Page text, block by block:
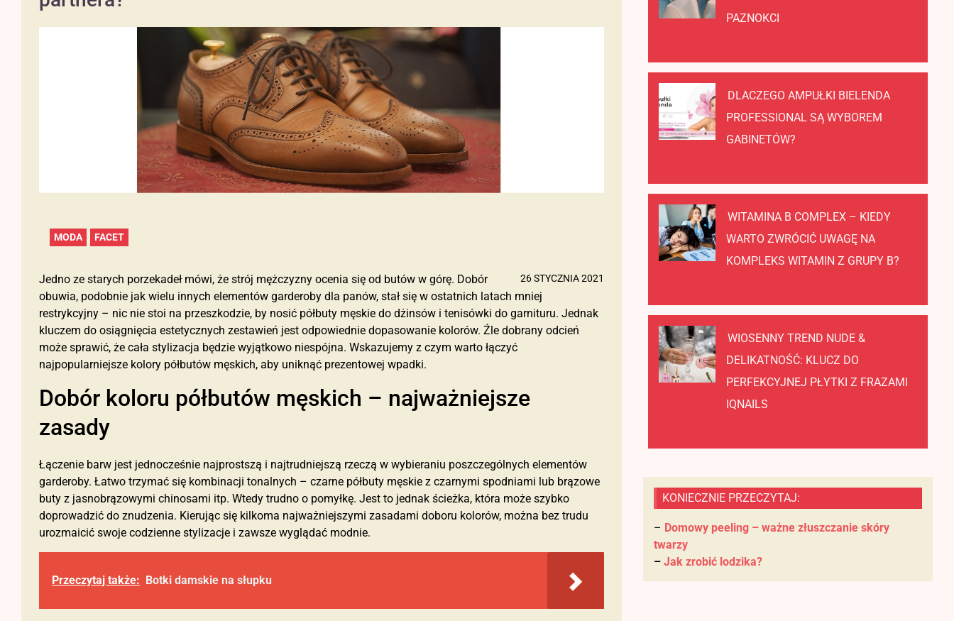
FACET
MODA
26 STYCZNIA 2021
Jedno ze starych porzekadeł mówi, że strój mężczyzny ocenia się od butów w górę. Dobór
obuwia, podobnie jak wielu innych elementów garderoby dla panów, stał się w ostatnich latach mniej
restrykcyjny – nic nie stoi na przeszkodzie, by nosić półbuty męskie do dżinsów i tenisówki do garnituru. Jednak
kluczem do osiągnięcia estetycznych zestawień jest odpowiednie dopasowanie kolorów. Źle dobrany odcień
może sprawić, że cała stylizacja będzie wyjątkowo niespójna. Wskazujemy z czym warto łączyć
najpopularniejsze kolory półbutów męskich, aby uniknąć prezentowej wpadki.
Dobór koloru półbutów męskich – najważniejsze
zasady
Łączenie barw jest jednocześnie najprostszą i najtrudniejszą rzeczą w wybieraniu poszczególnych elementów
garderoby. Łatwo trzymać się kombinacji tonalnych – czarne półbuty męskie z czarnymi spodniami lub brązowe
buty z jasnobrązowymi chinosami itp. Wtedy trudno o pomyłkę. Jest to jednak ścieżka, która może szybko
doprowadzić do znudzenia. Kierując się kilkoma najważniejszymi zasadami doboru kolorów, można bez trudu
urozmaicić swoje codzienne stylizacje i zawsze wyglądać modnie.
Przeczytaj także: Botki damskie na słupku
PAZNOKCI
DLACZEGO AMPUŁKI BIELENDA
PROFESSIONAL SĄ WYBOREM
GABINETÓW?
WITAMINA B COMPLEX – KIEDY
WARTO ZWRÓCIĆ UWAGĘ NA
KOMPLEKS WITAMIN Z GRUPY B?
WIOSENNY TREND NUDE &
DELIKATNOŚĆ: KLUCZ DO
PERFEKCYJNEJ PŁYTKI Z FRAZAMI
IQNAILS
KONIECZNIE PRZECZYTAJ:
– Domowy peeling – ważne złuszczanie skóry
twarzy
– Jak zrobić lodzika?